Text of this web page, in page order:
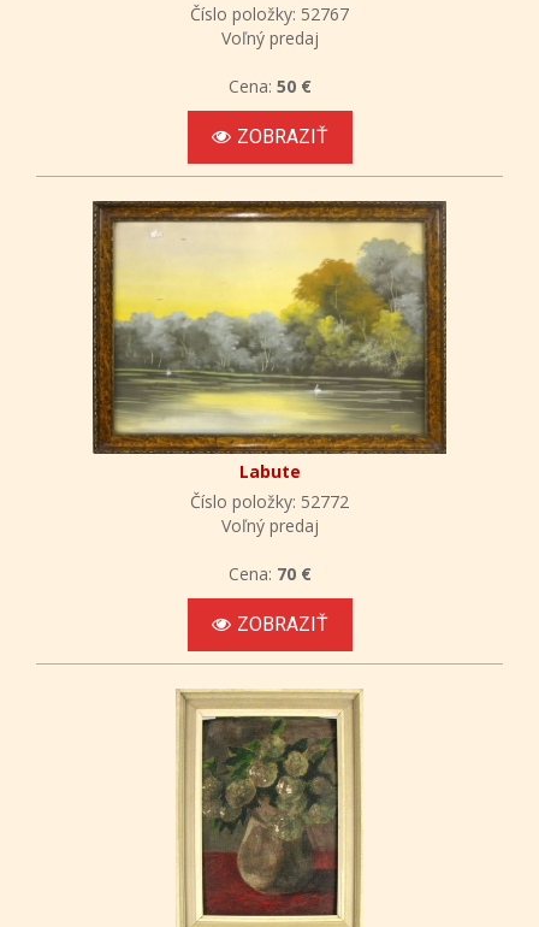
Číslo položky: 52767
Voľný predaj
Cena: 50 €
ZOBRAZIŤ
Labute
Číslo položky: 52772
Voľný predaj
Cena: 70 €
ZOBRAZIŤ